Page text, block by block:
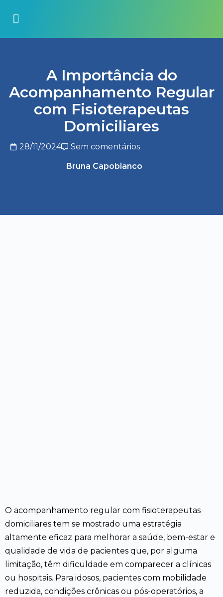
A Importância do
Acompanhamento Regular
com Fisioterapeutas
Domiciliares
28/11/2024 Sem comentários
Bruna Capobianco
O acompanhamento regular com fisioterapeutas
domiciliares tem se mostrado uma estratégia
altamente eficaz para melhorar a saúde, bem-estar e
qualidade de vida de pacientes que, por alguma
limitação, têm dificuldade em comparecer a clínicas
ou hospitais. Para idosos, pacientes com mobilidade
reduzida, condições crônicas ou pós-operatórios, a